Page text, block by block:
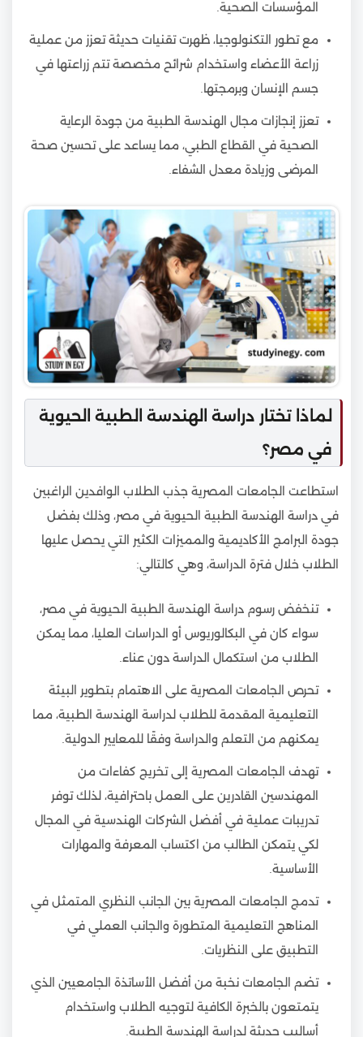
المؤسسات الصحية.
مع تطور التكنولوجيا، ظهرت تقنيات حديثة تعزز من عملية
زراعة الأعضاء واستخدام شرائح مخصصة تتم زراعتها في
جسم الإنسان وبرمجتها.
تعزز إنجازات مجال الهندسة الطبية من جودة الرعاية
الصحية في القطاع الطبي، مما يساعد على تحسين صحة
المرضى وزيادة معدل الشفاء.
لماذا تختار دراسة الهندسة الطبية الحيوية
في مصر؟
استطاعت الجامعات المصرية جذب الطلاب الوافدين الراغبين
في دراسة الهندسة الطبية الحيوية في مصر، وذلك بفضل
جودة البرامج الأكاديمية والمميزات الكثير التي يحصل عليها
الطلاب خلال فترة الدراسة، وهي كالتالي:
تنخفض رسوم دراسة الهندسة الطبية الحيوية في مصر،
سواء كان في البكالوريوس أو الدراسات العليا، مما يمكن
الطلاب من استكمال الدراسة دون عناء.
تحرص الجامعات المصرية على الاهتمام بتطوير البيئة
التعليمية المقدمة للطلاب لدراسة الهندسة الطبية، مما
يمكنهم من التعلم والدراسة وفقًا للمعايير الدولية.
تهدف الجامعات المصرية إلى تخريج كفاءات من
المهندسين القادرين على العمل باحترافية، لذلك توفر
تدريبات عملية في أفضل الشركات الهندسية في المجال
لكي يتمكن الطالب من اكتساب المعرفة والمهارات
الأساسية.
تدمج الجامعات المصرية بين الجانب النظري المتمثل في
المناهج التعليمية المتطورة والجانب العملي في
التطبيق على النظريات.
تضم الجامعات نخبة من أفضل الأساتذة الجامعيين الذي
يتمتعون بالخبرة الكافية لتوجيه الطلاب واستخدام
أساليب حديثة لدراسة الهندسة الطبية.